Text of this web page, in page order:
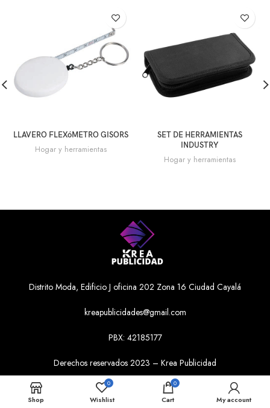
LLAVERO FLEXóMETRO GISORS
Hogar y herramientas
SET DE HERRAMIENTAS
INDUSTRY
Hogar y herramientas
Distrito Moda, Edificio J oficina 202 Zona 16 Ciudad Cayalá
kreapublicidades@gmail.com
PBX: 42185177
Derechos reservados 2023 – Krea Publicidad
Shop
0
Wishlist
0
Cart My account